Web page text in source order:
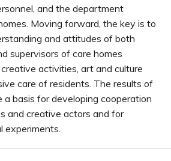
and the department
Moving forward, the key is to
and attitudes of both
supervisors of care homes
activities, art and culture
care of residents. The results of
a basis for developing cooperation
and creative actors and for
experiments.